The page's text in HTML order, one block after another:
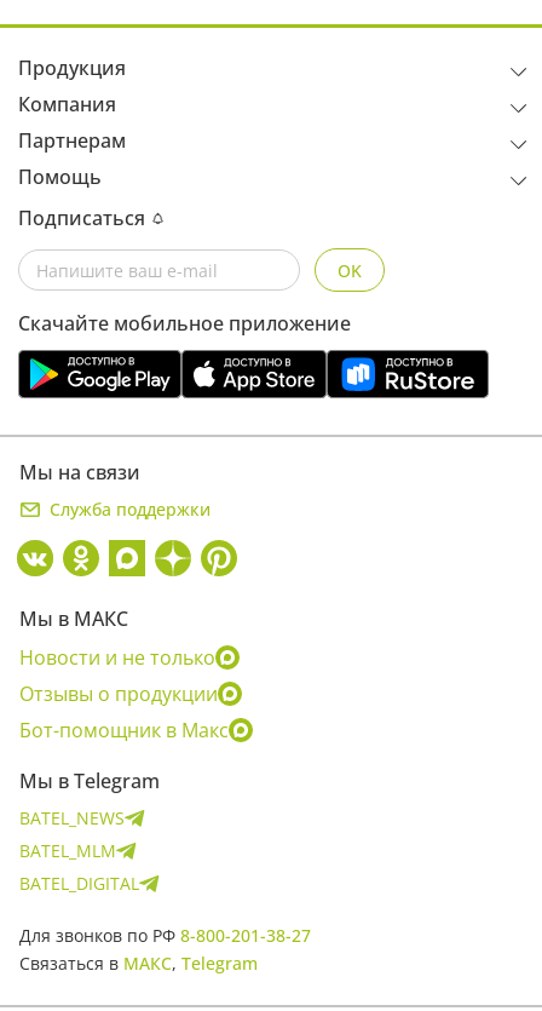
Компания
Партнерам
Продукция
Помощь
Подписаться
OK
Скачайте мобильное приложение
Мы на связи
Служба поддержки
Мы в МАКС
Новости и не только
Отзывы о продукции
Бот-помощник в Макс
Мы в Telegram
BATEL_NEWS
BATEL_MLM
BATEL_DIGITAL
Для звонков по РФ 8-800-201-38-27
Связаться в МАКС, Telegram